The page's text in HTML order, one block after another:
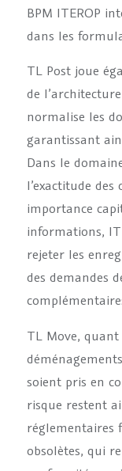
BPM ITEROP
dans les
TL Post joue
de
normalise les
garantissant
Dans le
l’exactitude des
importance
informations,
rejeter les
des demandes
TL Move,
soient pris en
risque restent
réglementaires
obsolètes, qui